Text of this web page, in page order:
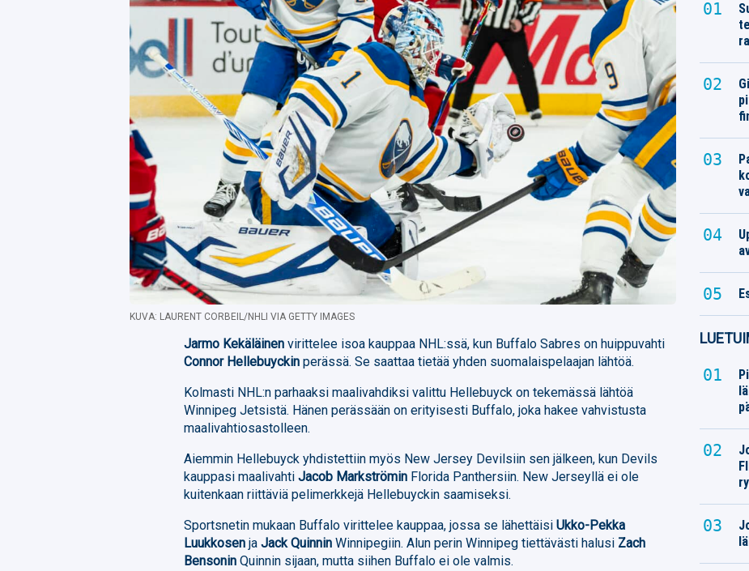
KUVA: LAURENT CORBEIL/NHLI VIA GETTY IMAGES
Jarmo Kekäläinen virittelee isoa kauppaa NHL:ssä, kun Buffalo Sabres on huippuvahti
Connor Hellebuyckin perässä. Se saattaa tietää yhden suomalaispelaajan lähtöä.
Kolmasti NHL:n parhaaksi maalivahdiksi valittu Hellebuyck on tekemässä lähtöä
Winnipeg Jetsistä. Hänen perässään on erityisesti Buffalo, joka hakee vahvistusta
maalivahtiosastolleen.
Aiemmin Hellebuyck yhdistettiin myös New Jersey Devilsiin sen jälkeen, kun Devils
kauppasi maalivahtiJacob Markströmin Florida Panthersiin. New Jerseyllä ei ole
kuitenkaan riittäviä pelimerkkejä Hellebuyckin saamiseksi.
Sportsnetin mukaan Buffalo virittelee kauppaa, jossa se lähettäisiUkko-Pekka
Luukkosen jaJack Quinnin Winnipegiin. Alun perin Winnipeg tiettävästi halusi Zach
Bensonin Quinnin sijaan, mutta siihen Buffalo ei ole valmis.